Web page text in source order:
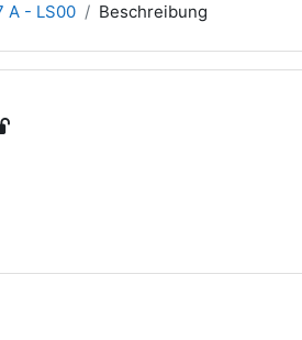
A - LS00 Beschreibung